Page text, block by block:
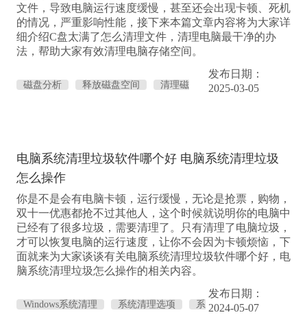
文件，导致电脑运行速度缓慢，甚至还会出现卡顿、死机
的情况，严重影响性能，接下来本篇文章内容将为大家详
细介绍C盘太满了怎么清理文件，清理电脑最干净的办
法，帮助大家有效清理电脑存储空间。
磁盘分析 释放磁盘空间
清理磁
发布日期：
2025-03-05
电脑系统清理垃圾软件哪个好 电脑系统清理垃圾
怎么操作
你是不是会有电脑卡顿，运行缓慢，无论是抢票，购物，
双十一优惠都抢不过其他人，这个时候就说明你的电脑中
已经有了很多垃圾，需要清理了。只有清理了电脑垃圾，
才可以恢复电脑的运行速度，让你不会因为卡顿烦恼，下
面就来为大家谈谈有关电脑系统清理垃圾软件哪个好，电
脑系统清理垃圾怎么操作的相关内容。
Windows系统清理 系统清理选项
系
发布日期：
2024-05-07